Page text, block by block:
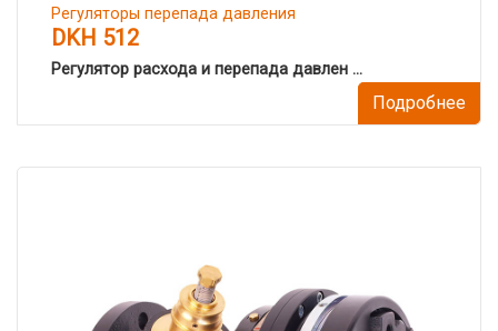
Регуляторы перепада давления
DKH 512
Регулятор расхода и перепада давлен ...
Подробнее